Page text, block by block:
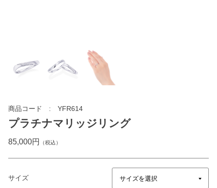
商品コード YFR614
プラチナマリッジリング
85,000円 （税込）
サイズ